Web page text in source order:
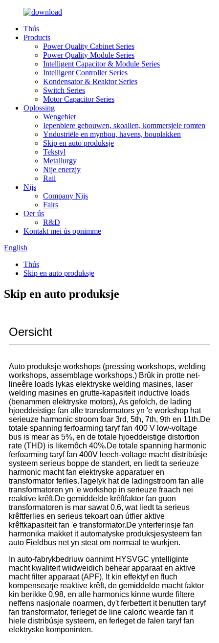
Thús
Products
Power Quality Cabinet Series
Power Quality Module Series
Intelligent Capacitor & Module Series
Intelligent Controller Series
Kondensator & Reaktor Series
Switch Series
Motor Capacitor Series
Oplossing
Wengebiet
Iepenbiere gebouwen, skoallen, kommersjele romten
Yndustriële en mynbou, havens, bouplakken
Skip en auto produksje
Tekstyl
Metallurgy
Nije enerzjy
Rail
Nijs
Company Nijs
Fairs
Oer ús
R&D
Kontakt mei ús opnimme
English
Thús
Skip en auto produksje
Skip en auto produksje
Oersicht
Auto produksje workshops (pressing workshops, welding
workshops, assemblage workshops.) Brûk in protte net-
lineêre loads lykas elektryske welding masines, laser
welding masines en grutte-kapasiteit inductive loads
(benammen elektryske motors), As gefolch, de lading
hjoeddeistige fan alle transformators yn 'e workshop hat
serieuze harmonic stroom foar 3rd, 5th, 7th, 9th en 11th.De
totale spanning ferfoarming taryf fan 400 V low-voltage
bus is mear as 5%, en de totale hjoeddeistige distortion
rate (THD) is likernôch 40%.De totale spanning harmonic
ferfoarming taryf fan 400V leech-voltage macht distribúsje
systeem serieus boppe de standert, en liedt ta serieuze
harmonic macht fan elektryske apparatuer en
transformator ferlies.Tagelyk hat de ladingstroom fan alle
transformatoren yn 'e workshop in serieuze fraach nei
reaktive krêft.De gemiddelde krêftfaktor fan guon
transformatoren is mar sawat 0,6, wat liedt ta serieus
krêftferlies en serieus tekoart oan útfier aktive
krêftkapasiteit fan 'e transformator.De ynterferinsje fan
harmonika makket it automatyske produksjesysteem fan
auto Fieldbus net yn steat om normaal te wurkjen.
In auto-fabrykbedriuw oannimt HYSVGC yntelliginte
macht kwaliteit wiidweidich behear apparaat en aktive
macht filter apparaat (APF), It kin effektyf en fluch
kompensearje reaktive krêft, de gemiddelde macht faktor
kin berikke 0,98, en alle harmonics kinne wurde filtere
neffens nasjonale noarmen, dy't ferbettert it benutten taryf
fan transformator, ferleget de line caloric wearde fan it
hiele distribúsje systeem, en ferleget de falen taryf fan
elektryske komponinten.